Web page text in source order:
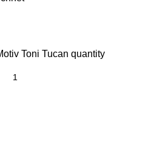
Toni Tucan quantity